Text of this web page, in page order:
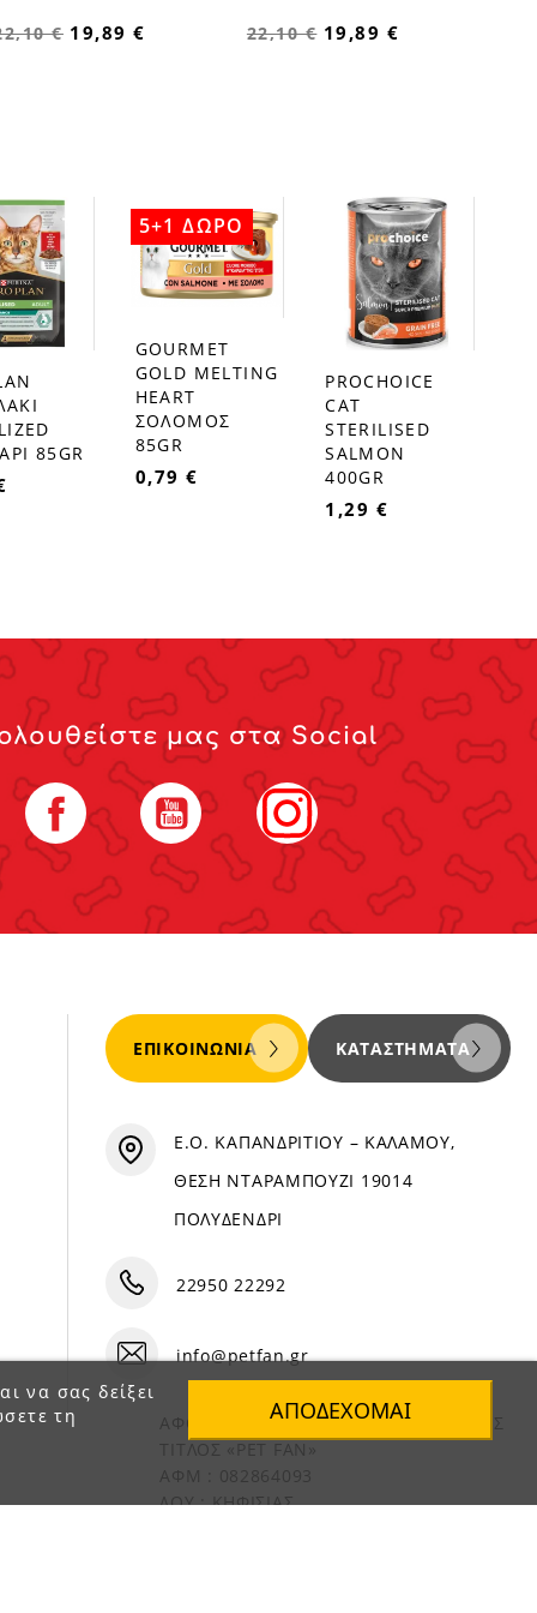
€ 19,89 € 22,10 € 19,89 €
85GR
favorite_border
GOURMET
GOLD MELTIΝG
HEART
ΣΟΛΟΜΟΣ
85GR
0,79 €
5+1 ΔΩΡΟ
favorite_border
PROCHOICE
CAT
STERILISED
SALMON
400GR
1,29 €
μας στα Social
Facebook YouTube Instagram
να σας δείξει
τη
ΑΠΟΔΈΧΟΜΑΙ
ΕΠΙΚΟΙΝΩΝΊΑ ΚΑΤΑΣΤΉΜΑΤΑ
Ε.Ο. ΚΑΠΑΝΔΡΙΤΙΟΥ – ΚΑΛΑΜΟΥ,
ΘΕΣΗ ΝΤΑΡΑΜΠΟΥΖΙ 19014
ΠΟΛΥΔΕΝΔΡΙ
22950 22292
info@petfan.gr
ΑΦΟΙ ΧΑΤΖΗΓΕΩΡΓΙΟΥ Ο.Ε. ΔΙΑΚΡΙΤΙΚΟΣ
ΤΙΤΛΟΣ «PET FAN»
ΑΦΜ : 082864093
ΔΟΥ : ΚΗΦΙΣΙΑΣ